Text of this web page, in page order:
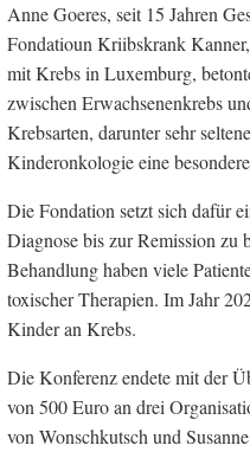
Anne Goeres, seit 15 Jahren
Fondatioun Kriibskrank
mit Krebs in Luxemburg,
zwischen Erwachsenenkrebs
Krebsarten, darunter sehr
Kinderonkologie eine
Die Fondation setzt sich dafür
Diagnose bis zur Remission zu
Behandlung haben viele
toxischer Therapien. Im Jahr
Kinder an Krebs.
Die Konferenz endete mit der
von 500 Euro an drei
von Wonschkutsch und